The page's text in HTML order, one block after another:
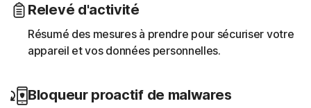
Relevé d'activité
Résumé des mesures à prendre pour sécuriser votre
appareil et vos données personnelles.
Bloqueur proactif de malwares